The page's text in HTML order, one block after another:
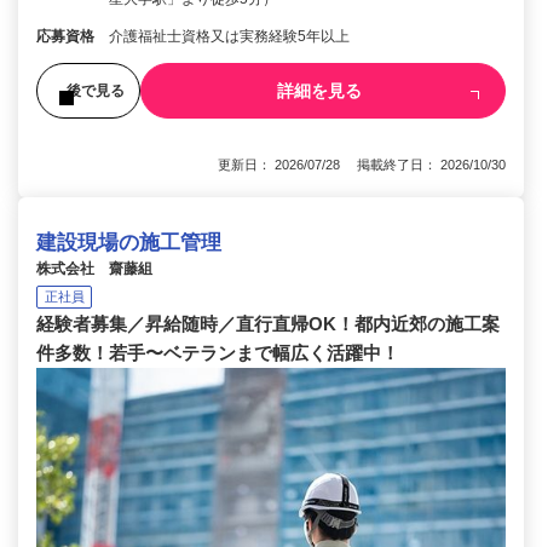
応募資格 介護福祉士資格又は実務経験5年以上
後で見る 詳細を見る
更新日： 2026/07/28 掲載終了日： 2026/10/30
建設現場の施工管理
株式会社 齋藤組
正社員
経験者募集／昇給随時／直行直帰OK！都内近郊の施工案
件多数！若手〜ベテランまで幅広く活躍中！